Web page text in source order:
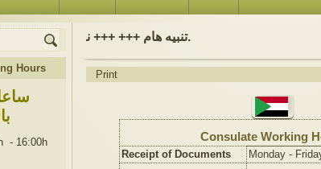
Hours
- 16:00h
Print
Consulate Working
Receipt of Documents Monday -